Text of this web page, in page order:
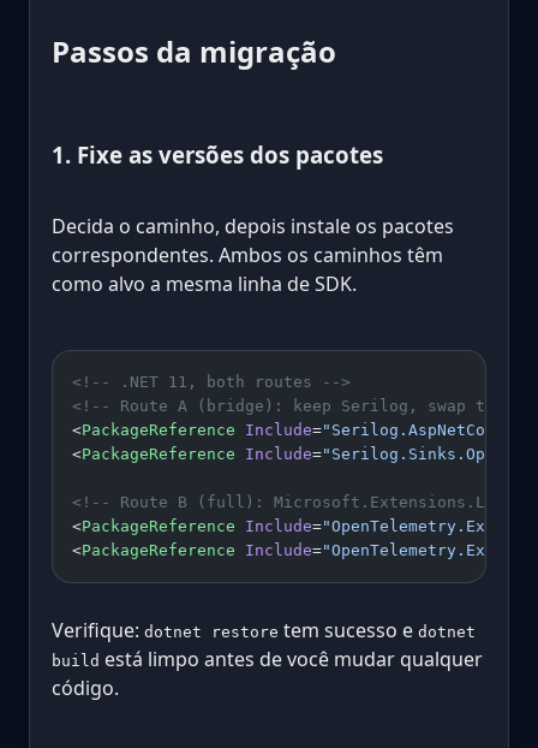
Passos da migração
1. Fixe as versões dos pacotes
Decida o caminho, depois instale os pacotes
correspondentes. Ambos os caminhos têm
como alvo a mesma linha de SDK.
<!-- .NET 11, both routes -->
<!-- Route A (bridge): keep Serilog, swap the
<PackageReference Include="Serilog.AspNetCore"
<PackageReference Include=
<!-- Route B (full): Microsoft.Extensions.Logging
<PackageReference Include=
<PackageReference Include=
Verifique: dotnet restore tem sucesso e dotnet
build está limpo antes de você mudar qualquer
código.